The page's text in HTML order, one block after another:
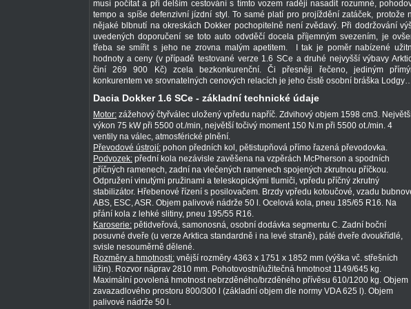
musí počítat a při delším cestování s tímto vozem raději nasadit rozumné,
tempo a spíše defenzivní jízdní styl. To samé platí pro projíždění zatáček, protože
nějaké blbnutí na okreskách Dokker pochopitelně není zvědavý. Při dodržování
uvedených doporučení se toto auto odvděčí docela příjemným svezením, je
třeba se smířit s jeho ne zrovna malým apetitem. I tak je poměr nabízené
hodnoty a ceny (v případě testované verze 1.6 SCe a druhé nejvyšší výbavy
činí 269 900 Kč) zcela bezkonkurenční. Či přesněji řečeno, jediným
konkurentem ve srovnatelných cenových relacích je jeho čistě osobní bráška
Dacia Dokker 1.6 SCe - základní technické údaje
Motor: zážehový čtyřválec uložený vpředu napříč. Zdvihový objem 1598 cm3.
výkon 75 kW při 5500 ot./min, největší točivý moment 150 N.m při 5500 ot./min. 4
ventily na válec, atmosférické plnění.
Převodové ústrojí: pohon předních kol, pětistupňová přímo řazená převodovka.
Podvozek: přední kola nezávisle zavěšena na vzpěrách McPherson a spodních
příčných ramenech, zadní na vlečených ramenech spojených zkrutnou příčkou.
Odpružení vinutými pružinami a teleskopickými tlumiči, vpředu příčný zkrutný
stabilizátor. Hřebenové řízení s posilovačem. Brzdy vpředu kotoučové, vzadu
ABS, ESC, ASR. Objem palivové nádrže 50 l. Ocelová kola, pneu 185/65 R16. Na
přání kola z lehké slitiny, pneu 195/55 R16.
Karoserie: pětidveřová, samonosná, osobní dodávka segmentu C. Zadní boční
posuvné dveře (u verze Arktica standardně i na levé straně), páté dveře dvoukřídlé,
svisle nesouměrně dělené.
Rozměry a hmotnosti: vnější rozměry 4363 x 1751 x 1852 mm (výška vč. střešních
ližin). Rozvor náprav 2810 mm. Pohotovostní/užitečná hmotnost 1149/645 kg.
Maximální povolená hmotnost nebrzděného/brzděného přívěsu 610/1200 kg. Objem
zavazadlového prostoru 800/300 l (základní objem dle normy VDA 625 l). Objem
palivové nádrže 50 l.